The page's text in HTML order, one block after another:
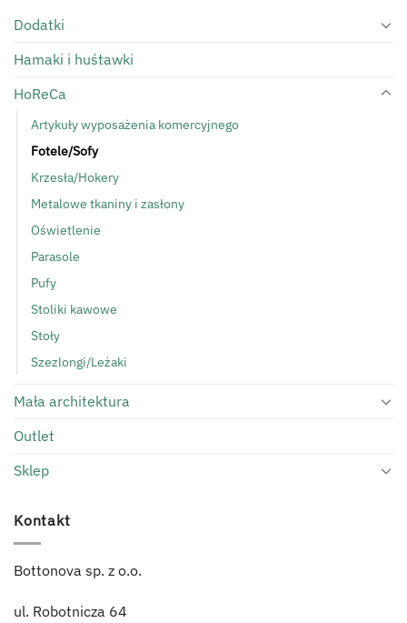
Dodatki
Hamaki i huśtawki
HoReCa
Artykuły wyposażenia komercyjnego
Fotele/Sofy
Krzesła/Hokery
Metalowe tkaniny i zasłony
Oświetlenie
Parasole
Pufy
Stoliki kawowe
Stoły
Szezlongi/Leżaki
Mała architektura
Outlet
Sklep
Kontakt
Bottonova sp. z o.o.
ul. Robotnicza 64